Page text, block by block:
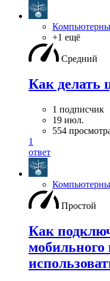
+1 ещё
Средний
Как делать
1 подписчик
19 июл.
554
1
ответ
Простой
Как
мобильного